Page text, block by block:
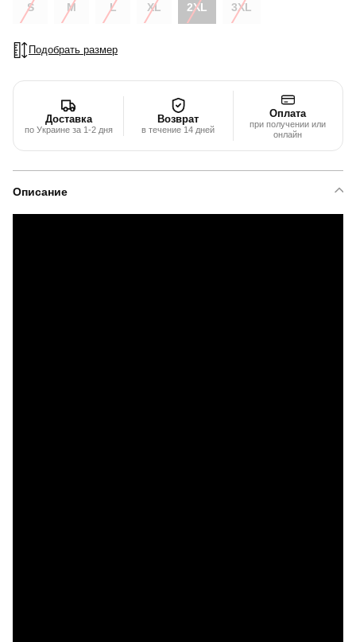
S M L XL 2XL 3XL
Подобрать размер
Доставка
по Украине за 1-2 дня
Возврат
в течение 14 дней
Оплата
при получении или
онлайн
Описание